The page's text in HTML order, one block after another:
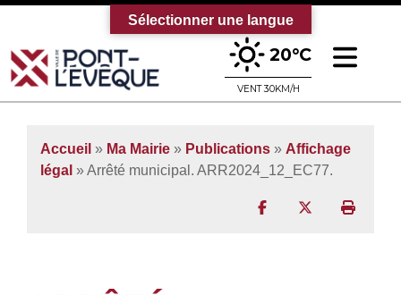
Bienvenue sur le site officiel de la
20°C
VENT 30KM/H
Accueil » Ma Mairie » Publications » Affichage
légal » Arrêté municipal. ARR2024_12_EC77.
Partager surPartager sur
Sélectionner une langue